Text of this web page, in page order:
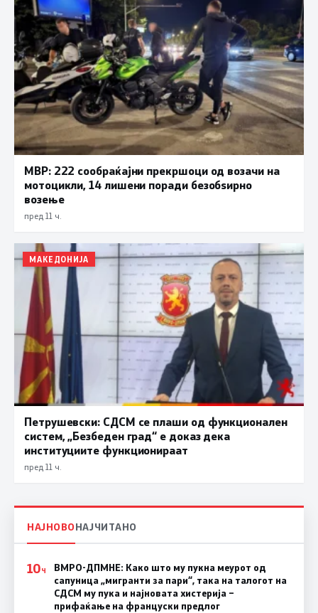
МВР: 222 сообраќајни прекршоци од возачи на
мотоцикли, 14 лишени поради безобѕирно
возење
пред 11 ч.
МАКЕДОНИЈА
Петрушевски: СДСМ се плаши од функционален
систем, „Безбеден град“ е доказ дека
институциите функционираат
пред 11 ч.
НАЈНОВОНАЈЧИТАНО
10Ч
ВМРО-ДПМНЕ: Како што му пукна меурот од
сапуница „мигранти за пари“, така на талогот на
СДСМ му пука и најновата хистерија –
прифаќање на француски предлог